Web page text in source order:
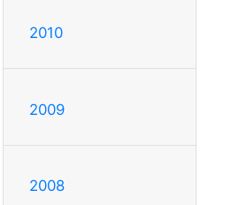
2010
2009
2008